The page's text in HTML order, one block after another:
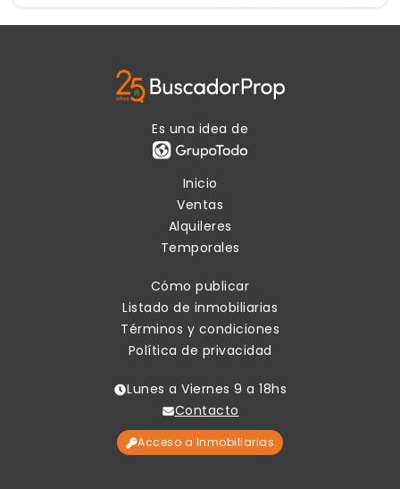
Es una idea de
Inicio
Ventas
Alquileres
Temporales
Cómo publicar
Listado de inmobiliarias
Términos y condiciones
Política de privacidad
Lunes a Viernes 9 a 18hs
Contacto
Acceso a Inmobiliarias